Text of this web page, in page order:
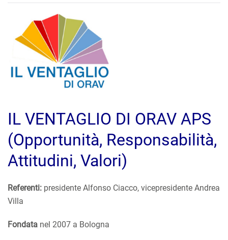
IL VENTAGLIO DI ORAV APS
(Opportunità, Responsabilità,
Attitudini, Valori)
Referenti: presidente Alfonso Ciacco, vicepresidente Andrea
Villa
Fondata nel 2007 a Bologna